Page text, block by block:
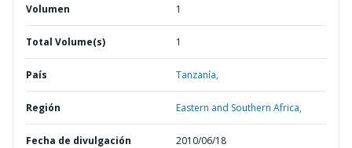
Volumen 1
Total Volume(s) 1
País Tanzanía,
Región Eastern and Southern Africa,
Fecha de divulgación 2010/06/18